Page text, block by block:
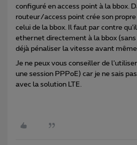
configuré en access point à la bbox.
routeur/access point crée son
celui de la bbox. Il faut par contre
ethernet directement à la bbox (sans
déjà pénaliser la vitesse avant même
Je ne peux vous conseiller de
une session PPPoE) car je ne sais
avec la solution LTE.